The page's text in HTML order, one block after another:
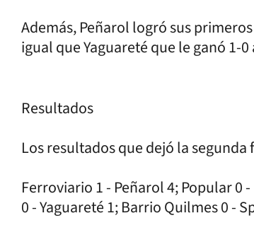
Además, Peñarol logró sus
igual que Yaguareté que le ganó 1-
Resultados
Los resultados que dejó la
Ferroviario 1 - Peñarol 4; Popular 0
0 - Yaguareté 1; Barrio Quilmes 0 -